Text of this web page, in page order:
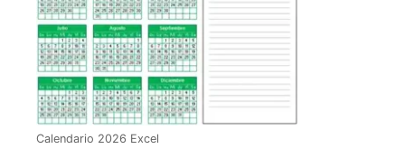
Calendario 2026 Excel